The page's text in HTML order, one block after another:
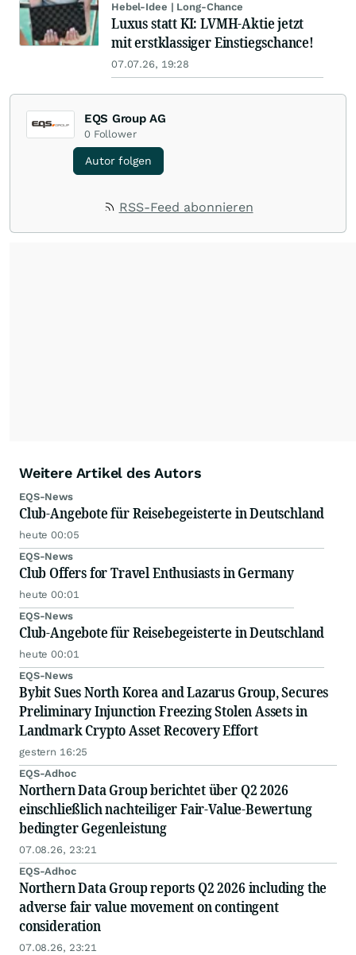
Hebel-Idee | Long-Chance
Luxus statt KI: LVMH-Aktie jetzt
mit erstklassiger Einstiegschance!
07.07.26, 19:28
EQS Group AG
0 Follower
Autor folgen
RSS-Feed abonnieren
Weitere Artikel des Autors
EQS-News
Club-Angebote für Reisebegeisterte in Deutschland
heute 00:05
EQS-News
Club Offers for Travel Enthusiasts in Germany
heute 00:01
EQS-News
Club-Angebote für Reisebegeisterte in Deutschland
heute 00:01
EQS-News
Bybit Sues North Korea and Lazarus Group, Secures
Preliminary Injunction Freezing Stolen Assets in
Landmark Crypto Asset Recovery Effort
gestern 16:25
EQS-Adhoc
Northern Data Group berichtet über Q2 2026
einschließlich nachteiliger Fair-Value-Bewertung
bedingter Gegenleistung
07.08.26, 23:21
EQS-Adhoc
Northern Data Group reports Q2 2026 including the
adverse fair value movement on contingent
consideration
07.08.26, 23:21